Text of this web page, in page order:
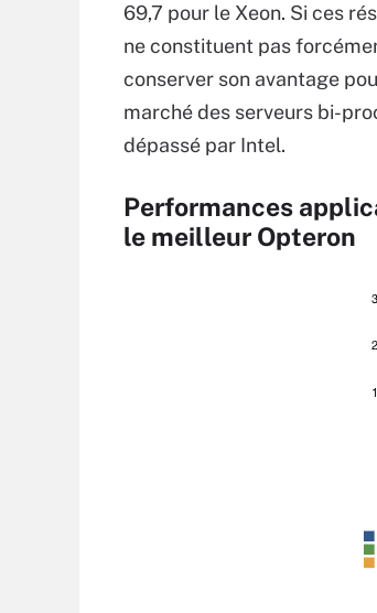
69,7 pour le Xeon. Si ces
ne constituent pas
conserver son avantage
marché des serveurs bi-
dépassé par Intel.
Performances
le meilleur Opteron